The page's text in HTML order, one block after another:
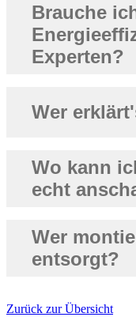
Brauche
Experten?
Wer
Wo kann
echt
Wer
entsorgt?
Zurück zur Übersicht